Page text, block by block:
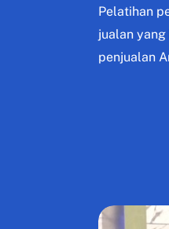
Pelatihan
jualan
penjualan